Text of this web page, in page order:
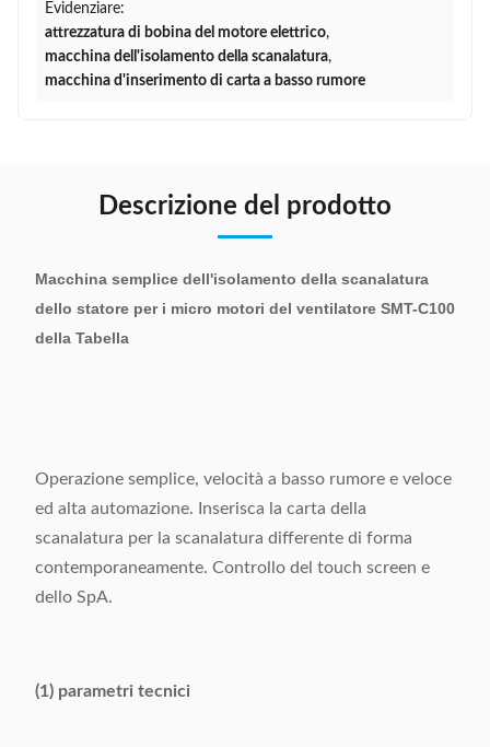
Evidenziare:
attrezzatura di bobina del motore elettrico,
macchina dell'isolamento della scanalatura,
macchina d'inserimento di carta a basso rumore
Descrizione del prodotto
Macchina semplice dell'isolamento della scanalatura
dello statore per i micro motori del ventilatore SMT-C100
della Tabella
Operazione semplice, velocità a basso rumore e veloce
ed alta automazione. Inserisca la carta della
scanalatura per la scanalatura differente di forma
contemporaneamente. Controllo del touch screen e
dello SpA.
(1) parametri tecnici